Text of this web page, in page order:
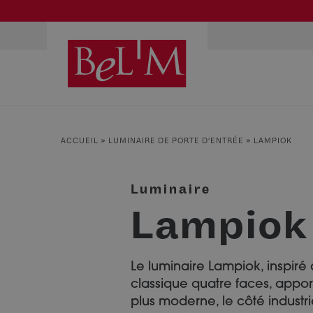
PAR TYPE
Portes de service
Portes d’entrée grand trafic
PAR TYPE
S'INSPIRER ET CHOISIR
Idées d'aménagement
Une entrée sur mesure
Accueil connecté
Faire mon choix
ACCUEIL » LUMINAIRE DE PORTE D’ENTRÉE » LAMPIOK
Luminaire
Lampiok
Le luminaire Lampiok, inspiré
classique quatre faces,
plus moderne, le côté